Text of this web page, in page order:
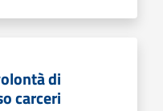
di
carceri